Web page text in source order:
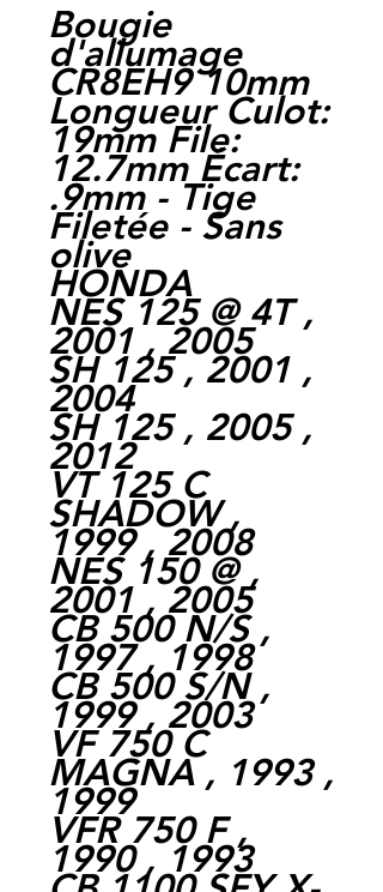
Bougie
d'allumage
CR8EH9 10mm
Longueur Culot:
19mm File:
12.7mm Écart:
.9mm - Tige
Filetée - Sans
olive
HONDA
NES 125 @ 4T ,
2001 , 2005
SH 125 , 2001 ,
2004
SH 125 , 2005 ,
2012
VT 125 C
SHADOW ,
1999 , 2008
NES 150 @ ,
2001 , 2005
CB 500 N/S ,
1997 , 1998
CB 500 S/N ,
1999 , 2003
VF 750 C
MAGNA , 1993 ,
1999
VFR 750 F ,
1990 , 1993